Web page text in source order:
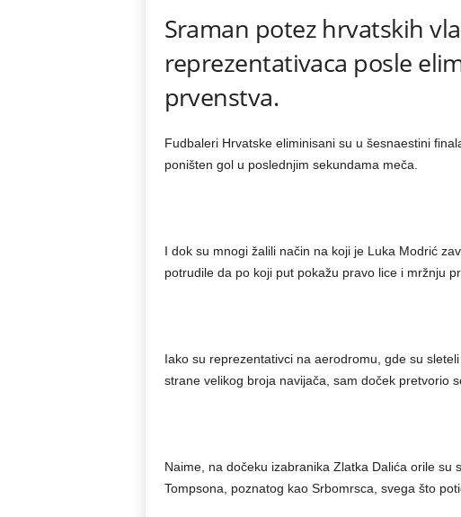
t
i
Sraman potez hrvatskih
reprezentativaca posle
prvenstva.
Fudbaleri Hrvatske eliminisani su u šesnaestini
poništen gol u poslednjim sekundama meča.
I dok su mnogi žalili način na koji je Luka Modrić
potrudile da po koji put pokažu pravo lice i mržnju
Iako su reprezentativci na aerodromu, gde su
strane velikog broja navijača, sam doček pretvorio
Naime, na dočeku izabranika Zlatka Dalića orile su
Tompsona, poznatog kao Srbomrsca, svega što